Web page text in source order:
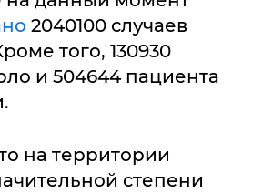
2040100 случаев
того, 130930
и 504644 пациента
на территории
степени